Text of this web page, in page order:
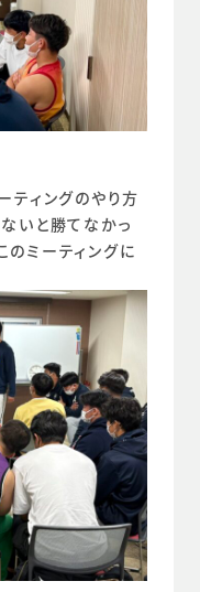
ティングのやり方
いと勝てなかっ
ミーティングに